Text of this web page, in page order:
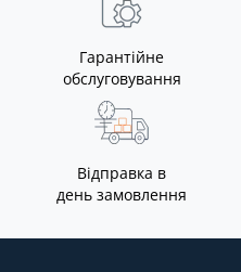
Гарантійне
обслуговування
Відправка в
день замовлення